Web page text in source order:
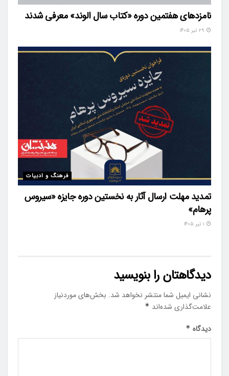
نامزدهای هفتمین دوره «کتاب سال الوند» معرفی شدند
فرهنگ و ادبیات
تمدید مهلت ارسال آثار به نخستین دوره جایزه «سیروس
پرهام»
دیدگاهتان را بنویسید
نشانی ایمیل شما منتشر نخواهد شد. بخش‌های موردنیاز
علامت‌گذاری شده‌اند *
دیدگاه *